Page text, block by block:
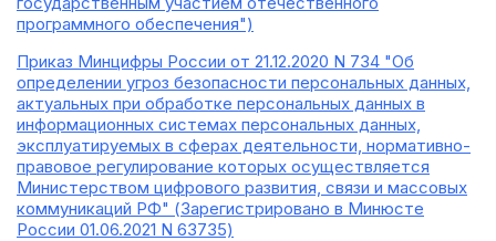
программного обеспечения")
Приказ Минцифры России от 21.12.2020 N 734 "Об
определении угроз безопасности персональных данных,
актуальных при обработке персональных данных в
информационных системах персональных данных,
эксплуатируемых в сферах деятельности, нормативно-
правовое регулирование которых осуществляется
Министерством цифрового развития, связи и массовых
коммуникаций РФ" (Зарегистрировано в Минюсте
России 01.06.2021 N 63735)